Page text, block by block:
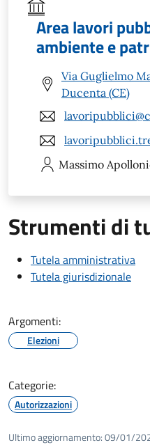
Area lavori
ambiente e
Via Guglielmo
Ducenta (CE)
Massimo
Strumenti di
Tutela amministrativa
Tutela giurisdizionale
Argomenti:
Elezioni
Categorie:
Autorizzazioni
Ultimo aggiornamento:09/01/